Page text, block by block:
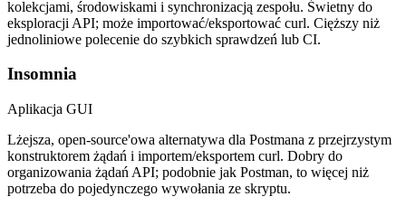
kolekcjami, środowiskami i synchronizacją zespołu. Świetny do
eksploracji API; może importować/eksportować curl. Cięższy niż
jednoliniowe polecenie do szybkich sprawdzeń lub CI.
Insomnia
Aplikacja GUI
Lżejsza, open-source'owa alternatywa dla Postmana z przejrzystym
konstruktorem żądań i importem/eksportem curl. Dobry do
organizowania żądań API; podobnie jak Postman, to więcej niż
potrzeba do pojedynczego wywołania ze skryptu.